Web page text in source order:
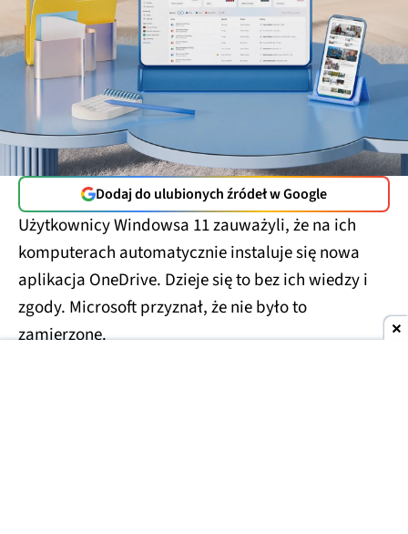
Dodaj do ulubionych źródeł w Google
Użytkownicy Windowsa 11 zauważyli, że na ich
komputerach automatycznie instaluje się nowa
aplikacja OneDrive. Dzieje się to bez ich wiedzy i
zgody. Microsoft przyznał, że nie było to
zamierzone.